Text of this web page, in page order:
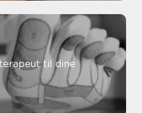
til dine